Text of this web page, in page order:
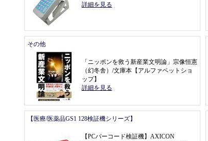
詳細を見る
その他
「 ニッポンを救う新産業文明論 」 宗像恒憲
（幻冬舎） /文庫本 【 アルファベットショ
ップ】
詳細を見る
【医療/医薬品GS1 128検証機シリーズ】
【PCバーコード検証機】 AXICON